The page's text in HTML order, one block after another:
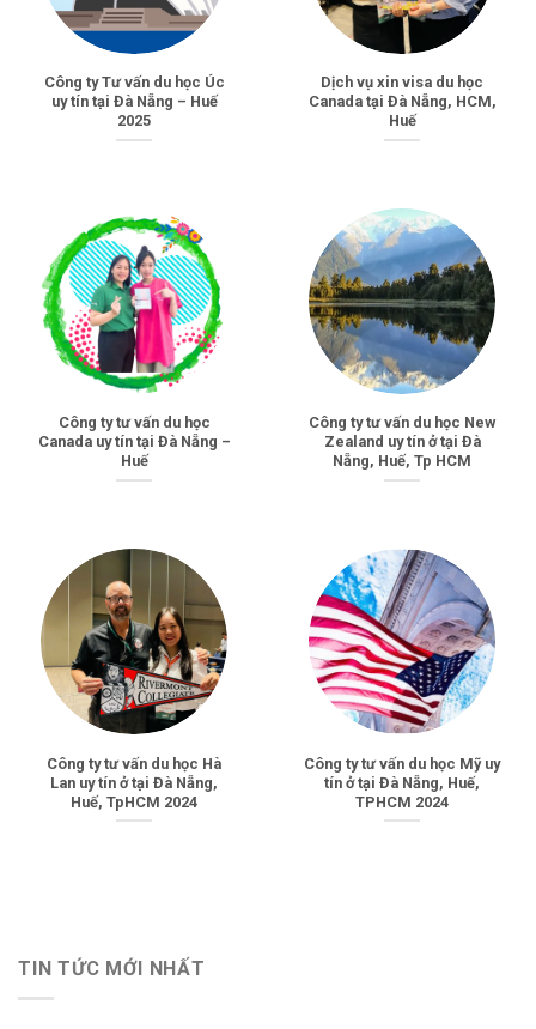
Công ty Tư vấn du học Úc
uy tín tại Đà Nẵng – Huế
2025
Dịch vụ xin visa du học
Canada tại Đà Nẵng, HCM,
Huế
Công ty tư vấn du học
Canada uy tín tại Đà Nẵng –
Huế
Công ty tư vấn du học New
Zealand uy tín ở tại Đà
Nẵng, Huế, Tp HCM
Công ty tư vấn du học Hà
Lan uy tín ở tại Đà Nẵng,
Huế, TpHCM 2024
Công ty tư vấn du học Mỹ uy
tín ở tại Đà Nẵng, Huế,
TPHCM 2024
TIN TỨC MỚI NHẤT